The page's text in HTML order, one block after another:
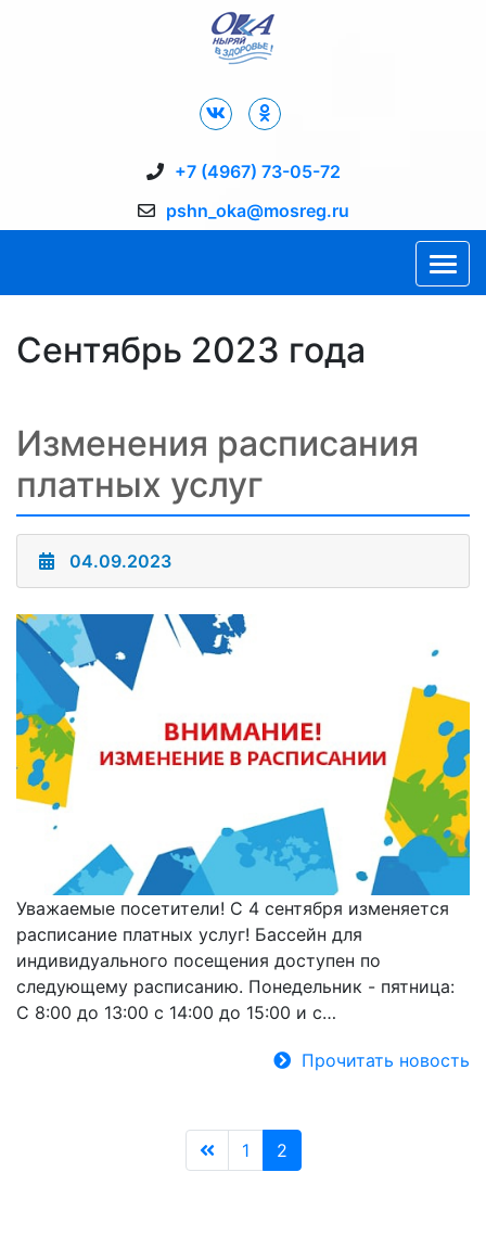
+7 (4967) 73-05-72
pshn_oka@mosreg.ru
Сентябрь 2023 года
Изменения расписания
платных услуг
04.09.2023
Уважаемые посетители! С 4 сентября изменяется
расписание платных услуг! Бассейн для
индивидуального посещения доступен по
следующему расписанию. Понедельник - пятница:
С 8:00 до 13:00 c 14:00 до 15:00 и с…
Прочитать новость
1 2